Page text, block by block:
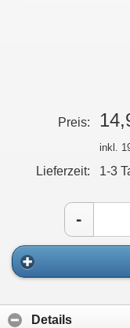
Preis:
inkl.
Lieferzeit: 1-3
-
Details